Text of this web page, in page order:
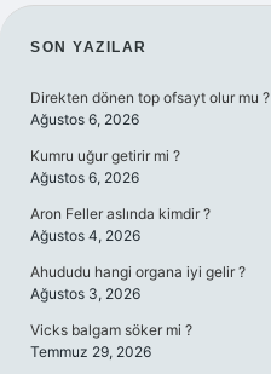
SIDEBAR
SON YAZILAR
Direkten dönen top ofsayt olur mu ?
Ağustos 6, 2026
Kumru uğur getirir mi ?
Ağustos 6, 2026
Aron Feller aslında kimdir ?
Ağustos 4, 2026
Ahududu hangi organa iyi gelir ?
Ağustos 3, 2026
Vicks balgam söker mi ?
Temmuz 29, 2026